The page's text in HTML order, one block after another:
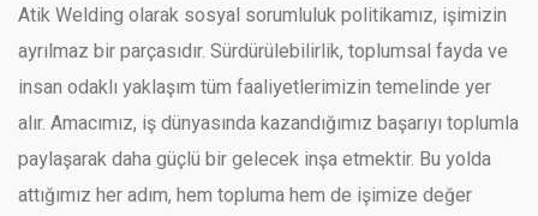
Atik Welding olarak sosyal sorumluluk politikamız, işimizin
ayrılmaz bir parçasıdır. Sürdürülebilirlik, toplumsal fayda ve
insan odaklı yaklaşım tüm faaliyetlerimizin temelinde yer
alır. Amacımız, iş dünyasında kazandığımız başarıyı toplumla
paylaşarak daha güçlü bir gelecek inşa etmektir. Bu yolda
attığımız her adım, hem topluma hem de işimize değer